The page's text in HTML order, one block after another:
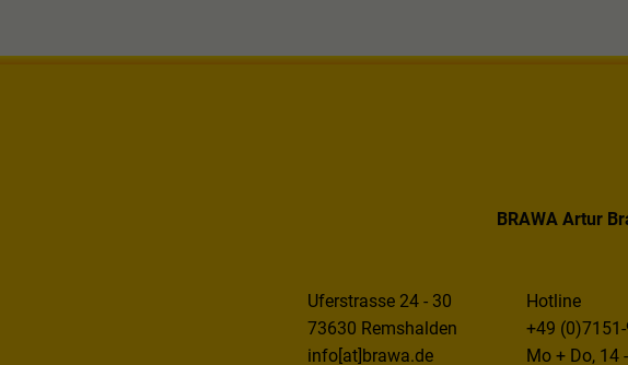
BRAWA Artur
Uferstrasse 24 - 30
73630 Remshalden
info[at]brawa.de
Hotline
+49
Mo + Do, 14